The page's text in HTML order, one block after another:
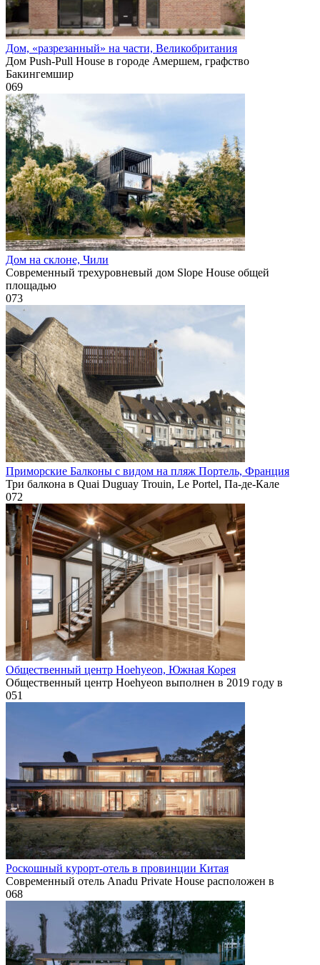
Дом, «разрезанный» на части, Великобритания
Дом Push-Pull House в городе Амершем, графство
Бакингемшир
069
Дом на склоне, Чили
Современный трехуровневый дом Slope House общей
площадью
073
Приморские Балконы с видом на пляж Портель, Франция
Три балкона в Quai Duguay Trouin, Le Portel, Па-де-Кале
072
Общественный центр Hoehyeon, Южная Корея
Общественный центр Hoehyeon выполнен в 2019 году в
051
Роскошный курорт-отель в провинции Китая
Современный отель Anadu Private House расположен в
068